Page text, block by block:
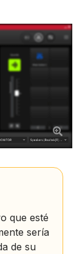
que esté
sería
de su